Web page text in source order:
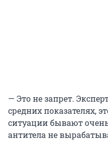
— Это не запрет.
средних показателях,
ситуации бывают
антитела не